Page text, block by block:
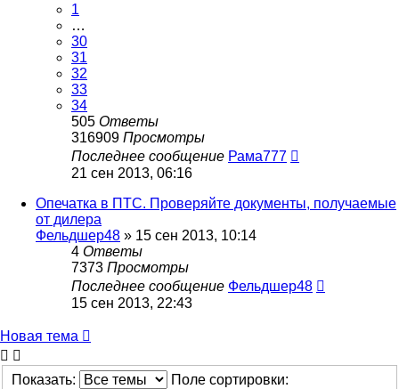
1
…
30
31
32
33
34
505 Ответы
316909 Просмотры
Последнее сообщение Рама777
21 сен 2013, 06:16
Опечатка в ПТС. Проверяйте документы, получаемые
от дилера
Фельдшер48 » 15 сен 2013, 10:14
4 Ответы
7373 Просмотры
Последнее сообщение Фельдшер48
15 сен 2013, 22:43
Новая тема
Показать:
Поле сортировки: